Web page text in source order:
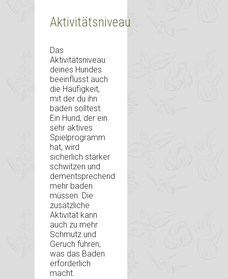
Aktivitätsniveau
Das
Aktivitätsniveau
deines Hundes
beeinflusst auch
die Häufigkeit,
mit der du ihn
baden solltest.
Ein Hund, der ein
sehr aktives
Spielprogramm
hat, wird
sicherlich stärker
schwitzen und
dementsprechend
mehr baden
müssen. Die
zusätzliche
Aktivität kann
auch zu mehr
Schmutz und
Geruch führen,
was das Baden
erforderlich
macht.